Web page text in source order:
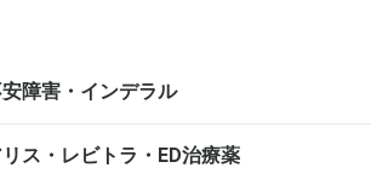
障害・インデラル
ス・レビトラ・ED治療薬